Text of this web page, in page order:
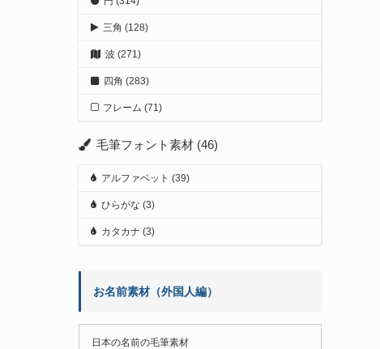
三角 (128)
波 (271)
四角 (283)
フレーム (71)
毛筆フォント素材 (46)
アルファベット (39)
ひらがな (3)
カタカナ (3)
お名前素材（外国人編）
日本の名前の毛筆素材